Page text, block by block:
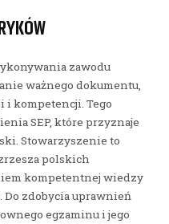
zawodu
ważnego dokumentu,
kompetencji. Tego
SEP, które przyznaje
Stowarzyszenie to
polskich
kompetentnej wiedzy
zdobycia uprawnień
egzaminu i jego